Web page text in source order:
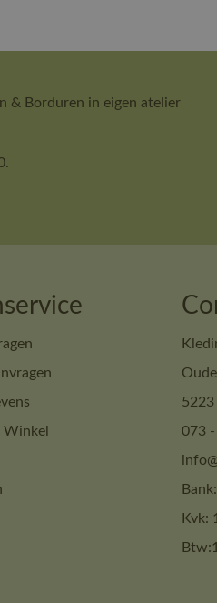
& Borduren in eigen atelier
5223
073
Kvk: